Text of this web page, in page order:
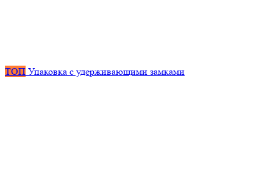
ТОП Упаковка с удерживающими замками